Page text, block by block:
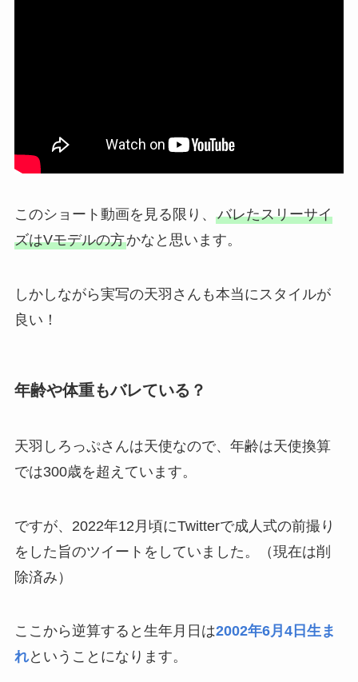
このショート動画を見る限り、 バレたスリーサイ
ズはVモデルの方かなと思います。
しかしながら実写の天羽さんも本当にスタイルが
良い！
年齢や体重もバレている？
天羽しろっぷさんは天使なので、年齢は天使換算
では300歳を超えています。
ですが、2022年12月頃にTwitterで成人式の前撮り
をした旨のツイートをしていました。（現在は削
除済み）
ここから逆算すると生年月日は2002年6月4日生ま
れということになります。